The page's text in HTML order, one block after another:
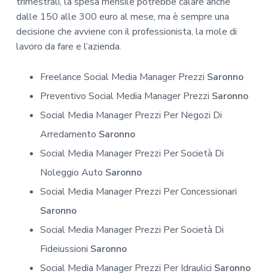
dalle 150 alle 300 euro al mese, ma è sempre una
decisione che avviene con il professionista, la mole di
lavoro da fare e l’azienda.
Freelance Social Media Manager Prezzi Saronno
Preventivo Social Media Manager Prezzi Saronno
Social Media Manager Prezzi Per Negozi Di
Arredamento Saronno
Social Media Manager Prezzi Per Società Di
Noleggio Auto Saronno
Social Media Manager Prezzi Per Concessionari
Saronno
Social Media Manager Prezzi Per Società Di
Fideiussioni Saronno
Social Media Manager Prezzi Per Idraulici Saronno